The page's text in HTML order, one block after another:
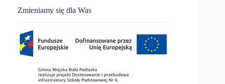
Zmieniamy się dla Was